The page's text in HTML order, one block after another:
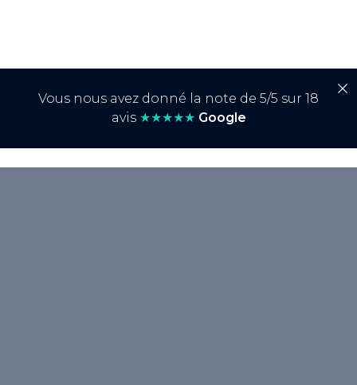
Vous nous avez donné la note de 5/5 sur 18
avis ★★★★★ Google